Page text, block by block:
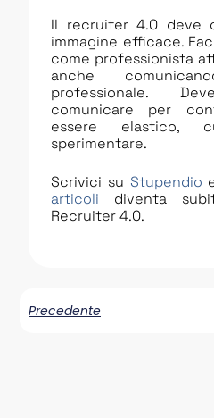
Il recruiter 4.0 deve
immagine efficace.
come professionista
anche
professionale.
comunicare per
essere elastico,
sperimentare.
Scrivici su Stupendio
articoli diventa
Recruiter 4.0.
Precedente